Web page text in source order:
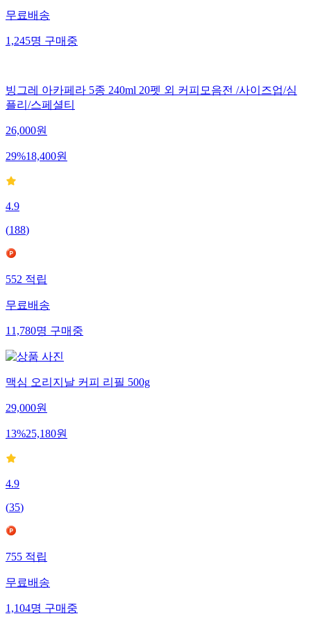
무료배송
1,245명구매중
빙그레 아카페라 5종 240ml 20펫 외 커피모음전 /사이즈업/심
플리/스페셜티
26,000원
29%18,400원
4.9
(188)
552적립
무료배송
11,780명구매중
맥심 오리지날 커피 리필 500g
29,000원
13%25,180원
4.9
(35)
755적립
무료배송
1,104명구매중